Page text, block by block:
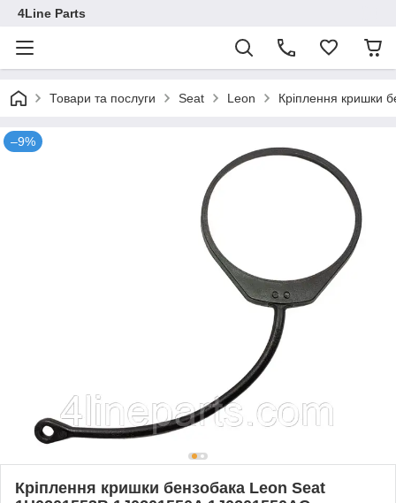
4Line Parts
Товари та послуги Seat Leon Кріплення кришки
–9%
Кріплення кришки бензобака Leon Seat